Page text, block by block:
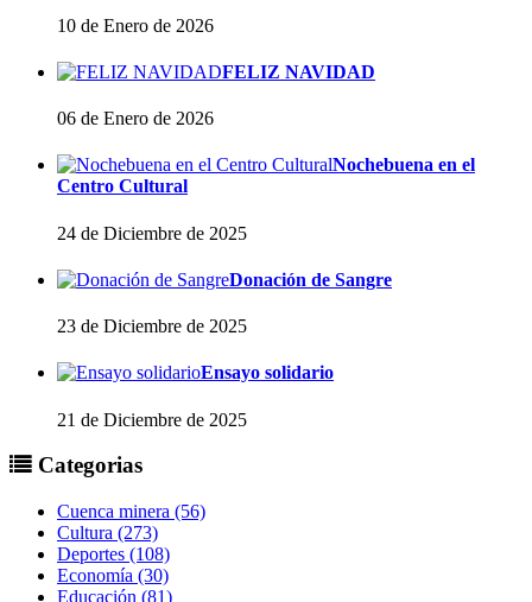
10 de Enero de 2026
FELIZ NAVIDAD
06 de Enero de 2026
Nochebuena en el
Centro Cultural
24 de Diciembre de 2025
Donación de Sangre
23 de Diciembre de 2025
Ensayo solidario
21 de Diciembre de 2025
Categorias
Cuenca minera (56)
Cultura (273)
Deportes (108)
Economía (30)
Educación (81)